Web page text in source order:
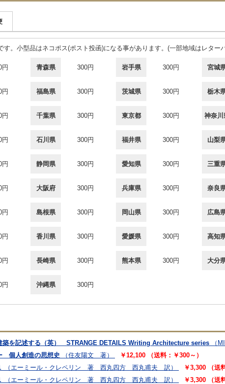
す。小型品はネコポス(ポスト投函)になる事があります。(一部地域はレター
円 青森県 300円 岩手県 300円 宮城
円 福島県 300円 茨城県 300円 栃木
円 千葉県 300円 東京都 300円 神奈川
円 石川県 300円 福井県 300円 山梨
円 静岡県 300円 愛知県 300円 三重
円 大阪府 300円 兵庫県 300円 奈良
円 島根県 300円 岡山県 300円 広島
円 香川県 300円 愛媛県 300円 高知
円 長崎県 300円 熊本県 300円 大分
円 沖縄県 300円
を記述する（英） STRANGE DETAILS Writing Architecture series （
個人創造の思想史
（住友陽文 著）
￥12,100 （送料：￥300～）
（エーミール・クレペリン 著 西丸四方 西丸甫夫 訳）
￥3,300 （送
（エーミール・クレペリン 著 西丸四方 西丸甫夫 訳）
￥3,300 （送